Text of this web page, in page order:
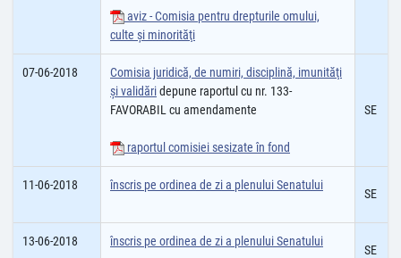
aviz - Comisia pentru drepturile omului,
culte şi minorităţi
07-06-2018
Comisia juridică, de numiri, disciplină, imunităţi
şi validăridepune raportul cu nr. 133-
FAVORABIL cu amendamente
raportul comisiei sesizate în fond
SE
11-06-2018 înscris pe ordinea de zi a plenului Senatului
SE
13-06-2018 înscris pe ordinea de zi a plenului Senatului
SE